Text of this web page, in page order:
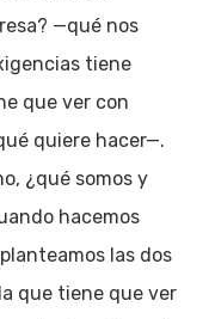
—qué nos
tiene
que ver con
quiere hacer—.
¿qué somos y
hacemos
las dos
que tiene que ver